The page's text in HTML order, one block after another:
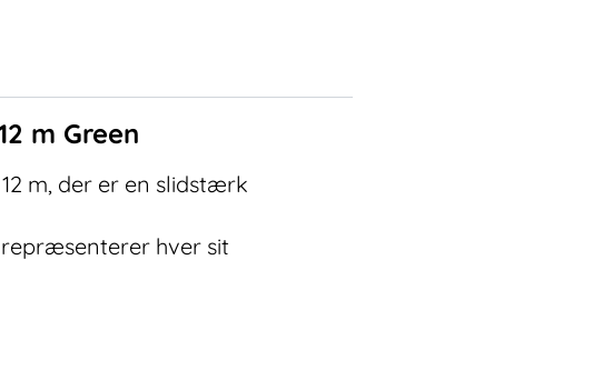
m Green
m, der er en slidstærk
hver sit